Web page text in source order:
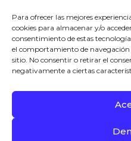
Para ofrecer las mejores
cookies para almacenar y/o
consentimiento de estas
el comportamiento de navegación
sitio. No consentir o retirar el
negativamente a ciertas
Proyecto Subvencionado